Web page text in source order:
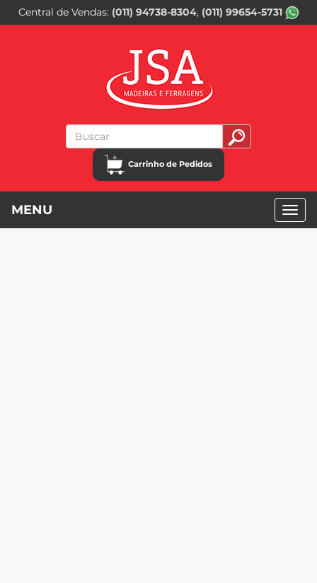
Central de Vendas (011) 94738-8304 (011) 99654-5731
Carrinho de Pedidos
MENU